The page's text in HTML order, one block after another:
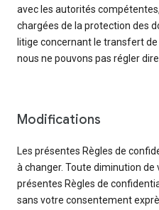
avec les autorités
chargées de la protection des
litige concernant le transfert
nous ne pouvons pas régler
Modifications
Les présentes Règles de
à changer. Toute diminution de
présentes Règles de
sans votre consentement